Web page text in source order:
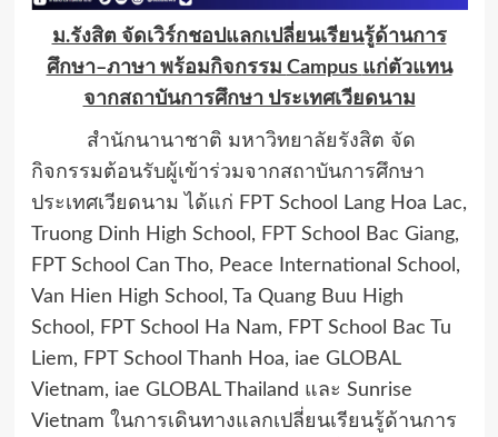
ม.รังสิต จัดเวิร์กชอปแลกเปลี่ยนเรียนรู้ด้านการ
ศึกษา–ภาษา พร้อมกิจกรรม Campus แก่ตัวแทน
จากสถาบันการศึกษา ประเทศเวียดนาม
สำนักนานาชาติ มหาวิทยาลัยรังสิต จัด
กิจกรรมต้อนรับผู้เข้าร่วมจากสถาบันการศึกษา
ประเทศเวียดนาม ได้แก่ FPT School Lang Hoa Lac,
Truong Dinh High School, FPT School Bac Giang,
FPT School Can Tho, Peace International School,
Van Hien High School, Ta Quang Buu High
School, FPT School Ha Nam, FPT School Bac Tu
Liem, FPT School Thanh Hoa, iae GLOBAL
Vietnam, iae GLOBAL Thailand และ Sunrise
Vietnam ในการเดินทางแลกเปลี่ยนเรียนรู้ด้านการ